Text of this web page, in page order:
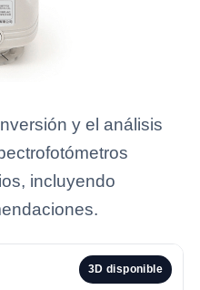
y el análisis
incluyendo
3D disponible